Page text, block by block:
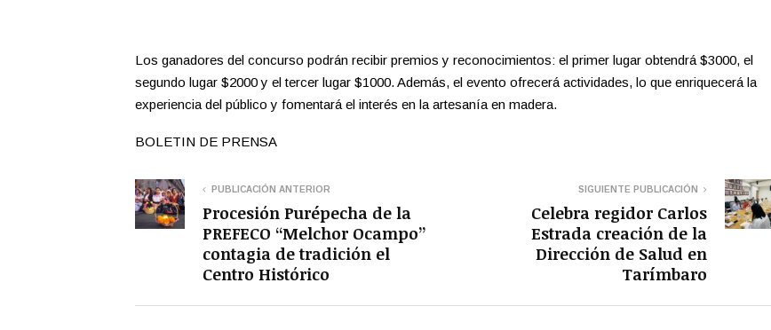
Los ganadores del concurso podrán recibir premios y reconocimientos: el primer lugar obtendrá $3000, el
segundo lugar $2000 y el tercer lugar $1000. Además, el evento ofrecerá actividades, lo que enriquecerá la
experiencia del público y fomentará el interés en la artesanía en madera.
BOLETIN DE PRENSA
PUBLICACIÓN ANTERIOR
Procesión Purépecha de la
PREFECO “Melchor Ocampo”
contagia de tradición el
Centro Histórico
SIGUIENTE PUBLICACIÓN
Celebra regidor Carlos
Estrada creación de la
Dirección de Salud en
Tarímbaro